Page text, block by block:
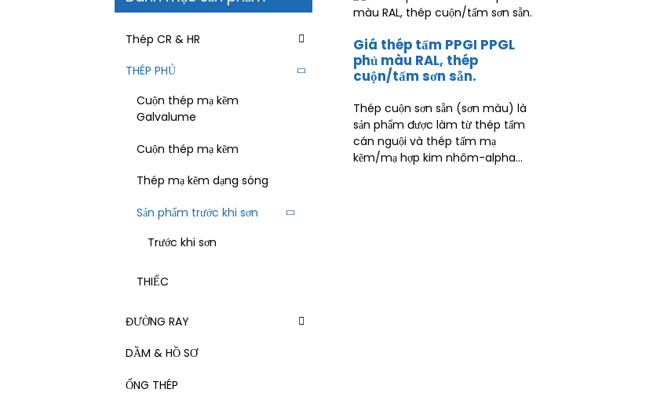
Thép CR & HR
THÉP PHỦ
Cuộn thép mạ kẽm
Galvalume
Cuộn thép mạ kẽm
Thép mạ kẽm dạng sóng
Sản phẩm trước khi sơn
Trước khi sơn
THIẾC
ĐƯỜNG RAY
DẦM & HỒ SƠ
ỐNG THÉP
Giá thép tấm PPGI PPGL
phủ màu RAL, thép
cuộn/tấm sơn sẵn.
Thép cuộn sơn sẵn (sơn màu) là
sản phẩm được làm từ thép tấm
cán nguội và thép tấm mạ
kẽm/mạ hợp kim nhôm-alpha...